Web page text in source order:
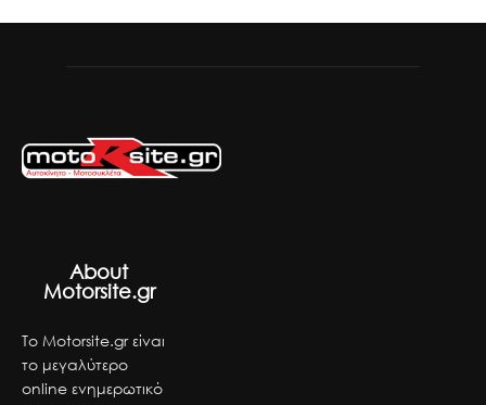
About
Motorsite.gr
Το Motorsite.gr είναι
το μεγαλύτερο
online ενημερωτικό